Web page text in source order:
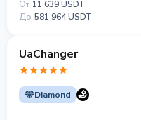
От 11 639 USDT
До 581 964 USDT
UaChanger
Diamond